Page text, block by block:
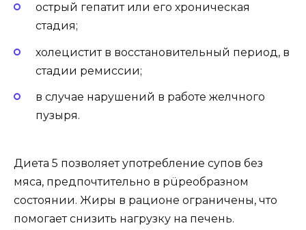
острый гепатит или его хроническая
стадия;
холецистит в восстановительный период, в
стадии ремиссии;
в случае нарушений в работе желчного
пузыря.
Диета 5 позволяет употребление супов без
мяса, предпочтительно в püреобразном
состоянии. Жиры в рационе ограничены, что
помогает снизить нагрузку на печень.